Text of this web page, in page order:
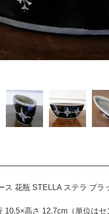
ス 花瓶 STELLA ステラ ブラ
10.5×高さ 12.7cm（単位はセ